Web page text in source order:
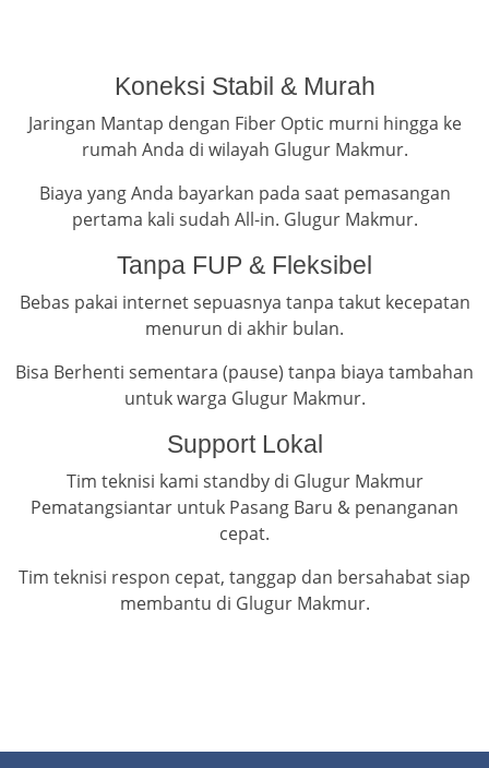
Koneksi Stabil & Murah
Jaringan Mantap dengan Fiber Optic murni hingga ke
rumah Anda di wilayah Glugur Makmur.
Biaya yang Anda bayarkan pada saat pemasangan
pertama kali sudah All-in. Glugur Makmur.
Tanpa FUP & Fleksibel
Bebas pakai internet sepuasnya tanpa takut kecepatan
menurun di akhir bulan.
Bisa Berhenti sementara (pause) tanpa biaya tambahan
untuk warga Glugur Makmur.
Support Lokal
Tim teknisi kami standby di Glugur Makmur
Pematangsiantar untuk Pasang Baru & penanganan
cepat.
Tim teknisi respon cepat, tanggap dan bersahabat siap
membantu di Glugur Makmur.